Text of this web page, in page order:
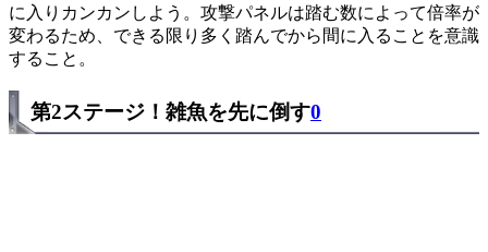
に入りカンカンしよう。攻撃パネルは踏む数によって倍率が
変わるため、できる限り多く踏んでから間に入ることを意識
すること。
第2ステージ！雑魚を先に倒す0